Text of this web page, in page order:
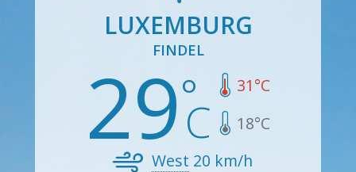
LUXEMBURG
FINDEL
29 31°C
18°C
West 20 km/h